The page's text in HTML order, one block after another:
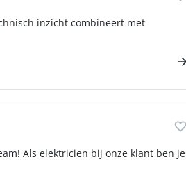
inzicht combineert met
Als elektricien bij onze klant ben je